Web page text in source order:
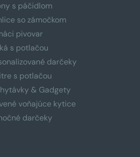
s páčidlom
so zámočkom
pivovar
s potlačou
darčeky
s potlačou
& Gadgety
voňajúce kytice
darčeky